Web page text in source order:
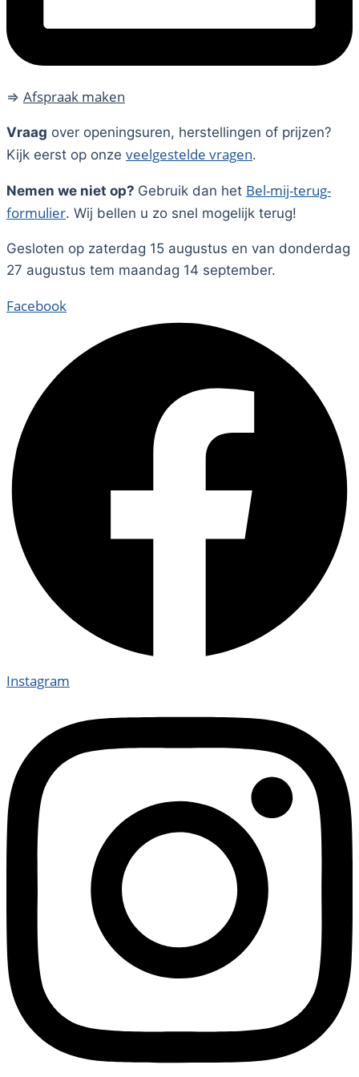
⇒ Afspraak maken
Vraag over openingsuren, herstellingen of prijzen?
Kijk eerst op onze veelgestelde vragen.
Nemen we niet op? Gebruik dan het Bel-mij-terug-
formulier. Wij bellen u zo snel mogelijk terug!
Gesloten op zaterdag 15 augustus en van donderdag
27 augustus tem maandag 14 september.
Facebook
Instagram